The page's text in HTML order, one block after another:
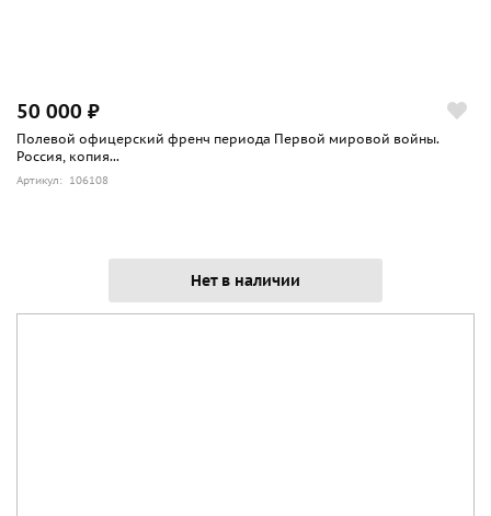
50 000 ₽
Полевой офицерский френч периода Первой мировой войны.
Россия, копия...
Артикул: 106108
Нет в наличии